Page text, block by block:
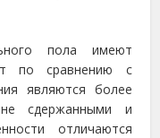
пола имеют
по сравнению с
являются более
сдержанными и
отличаются